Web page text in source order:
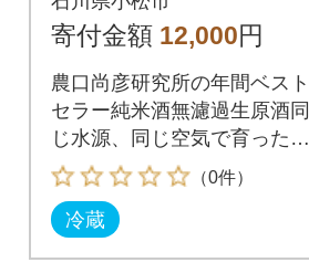
酒 清酒 熟成
寄付金額 12,000円
農口尚彦研究所の年間ベスト
セラー純米酒無濾過生原酒同
じ水源、同じ空気で育ったお
米を使用した、テロワールを
感じて頂けます。
（0件）
冷蔵